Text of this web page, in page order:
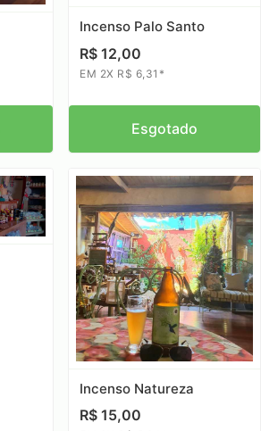
Incenso Palo Santo
R$ 12,00
EM 2X R$ 6,31*
Esgotado
Incenso Natureza
R$ 15,00